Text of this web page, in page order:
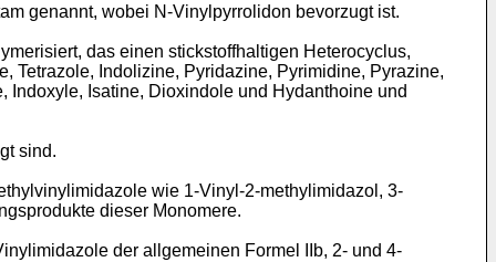
genannt, wobei N-Vinylpyrrolidon bevorzugt ist.
das einen stickstoffhaltigen Heterocyclus,
Tetrazole, Indolizine, Pyridazine, Pyrimidine, Pyrazine,
Isatine, Dioxindole und Hydanthoine und
sind.
wie 1-Vinyl-2-methylimidazol, 3-
dieser Monomere.
der allgemeinen Formel IIb, 2- und 4-